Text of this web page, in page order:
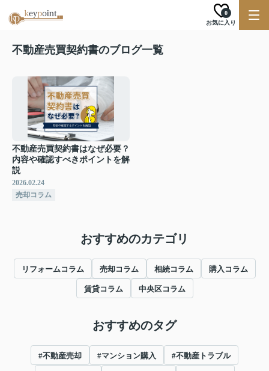
お気に入り
0
不動産売買契約書のブログ一覧
不動産売買契約書はなぜ必要？
内容や確認すべきポイントを解
説
2026.02.24
売却コラム
おすすめのカテゴリ
リフォームコラム 売却コラム 相続コラム 購入コラム
賃貸コラム 中央区コラム
おすすめのタグ
#不動産売却 #マンション購入 #不動産トラブル